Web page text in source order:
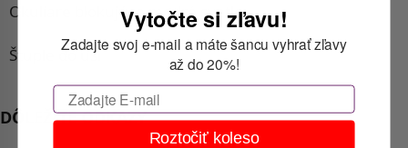
Okuliare blokujúce modré svetlo
Štuple do uší
DÔLEŽITÉ ODKAZY
Vytočte si zľavu!
Zadajte svoj e-mail a máte šancu vyhrať zľavy
až do 20%!
Email
Roztočiť koleso